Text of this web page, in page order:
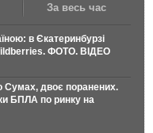
За весь час
в Єкатеринбурзі
ФОТО. ВІДЕО
Сумах, двоє поранених.
БПЛА по ринку на